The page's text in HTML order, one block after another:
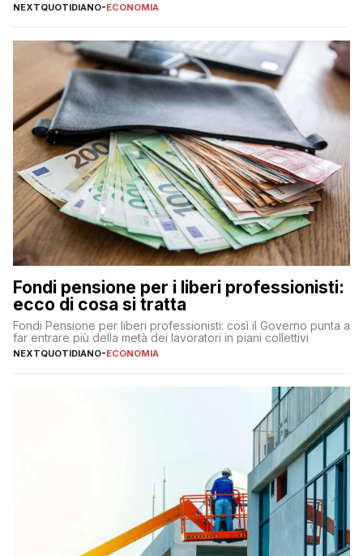
NEXTQUOTIDIANO-ECONOMIA
Fondi pensione per i liberi professionisti:
ecco di cosa si tratta
Fondi Pensione per liberi professionisti: così il Governo punta a
far entrare più della metà dei lavoratori in piani collettivi
NEXTQUOTIDIANO-ECONOMIA